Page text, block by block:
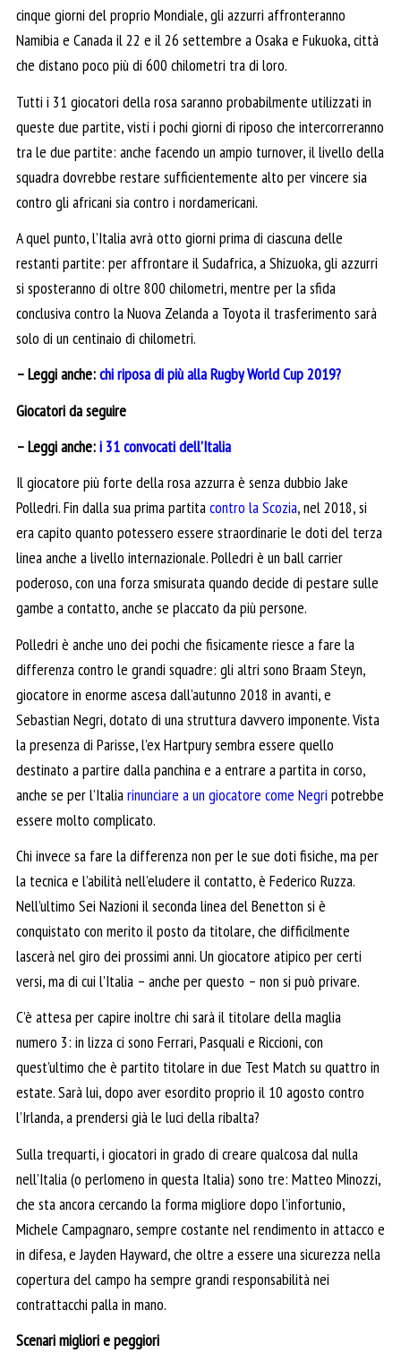
cinque giorni del proprio Mondiale, gli azzurri affronteranno
Namibia e Canada il 22 e il 26 settembre a Osaka e Fukuoka, città
che distano poco più di 600 chilometri tra di loro.
Tutti i 31 giocatori della rosa saranno probabilmente utilizzati in
queste due partite, visti i pochi giorni di riposo che intercorreranno
tra le due partite: anche facendo un ampio turnover, il livello della
squadra dovrebbe restare sufficientemente alto per vincere sia
contro gli africani sia contro i nordamericani.
A quel punto, l’Italia avrà otto giorni prima di ciascuna delle
restanti partite: per affrontare il Sudafrica, a Shizuoka, gli azzurri
si sposteranno di oltre 800 chilometri, mentre per la sfida
conclusiva contro la Nuova Zelanda a Toyota il trasferimento sarà
solo di un centinaio di chilometri.
– Leggi anche:chi riposa di più alla Rugby World Cup 2019?
Giocatori da seguire
– Leggi anche:i 31 convocati dell’Italia
Il giocatore più forte della rosa azzurra è senza dubbio Jake
Polledri. Fin dalla sua prima partitacontro la Scozia, nel 2018, si
era capito quanto potessero essere straordinarie le doti del terza
linea anche a livello internazionale. Polledri è un ball carrier
poderoso, con una forza smisurata quando decide di pestare sulle
gambe a contatto, anche se placcato da più persone.
Polledri è anche uno dei pochi che fisicamente riesce a fare la
differenza contro le grandi squadre: gli altri sono Braam Steyn,
giocatore in enorme ascesa dall’autunno 2018 in avanti, e
Sebastian Negri, dotato di una struttura davvero imponente. Vista
la presenza di Parisse, l’ex Hartpury sembra essere quello
destinato a partire dalla panchina e a entrare a partita in corso,
anche se per l’Italiarinunciare a un giocatore come Negri potrebbe
essere molto complicato.
Chi invece sa fare la differenza non per le sue doti fisiche, ma per
la tecnica e l’abilità nell’eludere il contatto, è Federico Ruzza.
Nell’ultimo Sei Nazioni il seconda linea del Benetton si è
conquistato con merito il posto da titolare, che difficilmente
lascerà nel giro dei prossimi anni. Un giocatore atipico per certi
versi, ma di cui l’Italia – anche per questo – non si può privare.
C’è attesa per capire inoltre chi sarà il titolare della maglia
numero 3: in lizza ci sono Ferrari, Pasquali e Riccioni, con
quest’ultimo che è partito titolare in due Test Match su quattro in
estate. Sarà lui, dopo aver esordito proprio il 10 agosto contro
l’Irlanda, a prendersi già le luci della ribalta?
Sulla trequarti, i giocatori in grado di creare qualcosa dal nulla
nell’Italia (o perlomeno in questa Italia) sono tre: Matteo Minozzi,
che sta ancora cercando la forma migliore dopo l’infortunio,
Michele Campagnaro, sempre costante nel rendimento in attacco e
in difesa, e Jayden Hayward, che oltre a essere una sicurezza nella
copertura del campo ha sempre grandi responsabilità nei
contrattacchi palla in mano.
Scenari migliori e peggiori